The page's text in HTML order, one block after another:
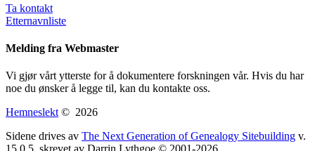
Ta kontakt
Etternavnliste
Melding fra Webmaster
Vi gjør vårt ytterste for å dokumentere forskningen vår. Hvis du har
noe du ønsker å legge til, kan du kontakte oss.
Hemneslekt© 2026
Sidene drives av The Next Generation of Genealogy Sitebuilding v.